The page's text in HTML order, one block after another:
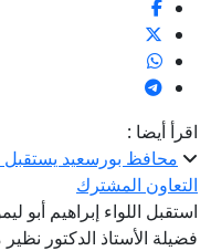
اقرأ أيضا :
محافظ بورسعيد يستقبل
التعاون المشترك
استقبل اللواء إبراهيم أبو
فضيلة الأستاذ الدكتور